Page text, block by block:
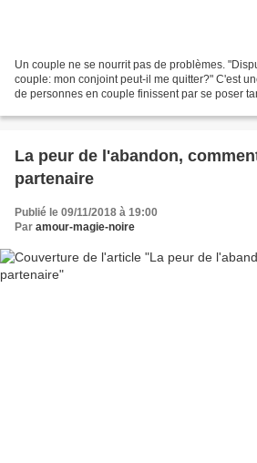
Un couple ne se nourrit pas de problèmes.
couple: mon conjoint peut-il me quitter?" C'est
de personnes en couple finissent par se poser
La peur de l'abandon,
partenaire
Publié le 09/11/2018 à 19:00
Par amour-magie-noire